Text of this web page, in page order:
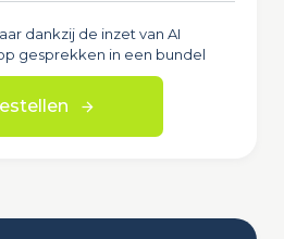
dankzij de inzet van AI
gesprekken in een bundel